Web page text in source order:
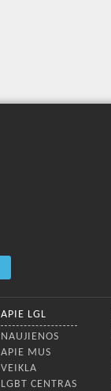
APIE LGL
NAUJIENOS
APIE MUS
VEIKLA
LGBT CENTRAS